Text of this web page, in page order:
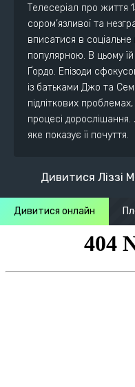
Телесеріал про життя
сором’язливої та
вписатися в
популярною. В цьому їй
Ґордо. Епізоди
із батьками Джо та
підліткових
процесі дорослішання.
яке показує її почуття.
Дивитися Ліззі
Дивитися онлайн